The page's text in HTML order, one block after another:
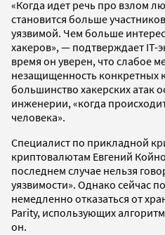
«Когда идет речь про взлом
становится больше
уязвимой. Чем больше
хакеров», — подтверждает IT-
время он уверен, что слабое
незащищенность конкретных
большинство хакерских атак
инженерии, «когда
человека».
Специалист по прикладной
криптовалютам Евгений
последнем случае нельзя
уязвимости». Однако сейчас
немедленно отказаться от
Parity, использующих
он.